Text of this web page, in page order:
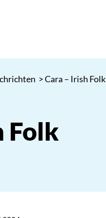
> Cara – Irish Folk
Folk